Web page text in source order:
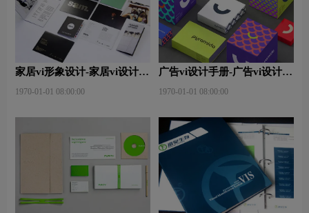
家居vi形象设计-家居vi设计包
1970-01-01 08:00:00
广告vi设计手册-广告vi设计有
1970-01-01 08:00:00